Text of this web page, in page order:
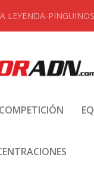
LEYENDA-
COMPETICIÓN